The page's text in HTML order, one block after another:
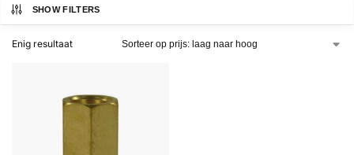
SHOW FILTERS
Enig resultaat